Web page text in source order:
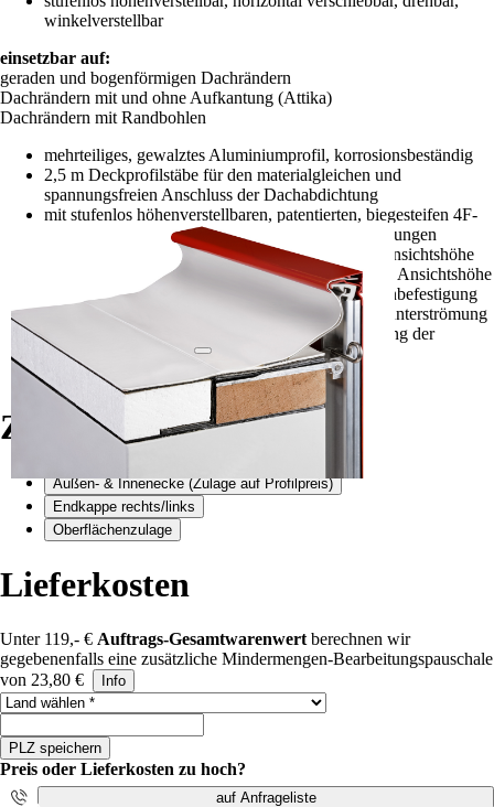
winkelverstellbar
einsetzbar auf:
geraden und bogenförmigen Dachrändern
Dachrändern mit und ohne Aufkantung (Attika)
Dachrändern mit Randbohlen
mehrteiliges, gewalztes Aluminiumprofil, korrosionsbeständig
2,5 m Deckprofilstäbe für den materialgleichen und
spannungsfreien Anschluss der Dachabdichtung
mit stufenlos höhenverstellbaren, patentierten, biegesteifen 4F-
Halterungen/Stoßverbindern mit integrierten Dichtungen
5,0 m gewalzte Profilstäbe von 250 bis 625 mm Ansichtshöhe
2,5 m gekantete Profilstäbe von 650 bis 1.050 mm Ansichtshöhe
mit 5,0 / 2,5 m Anschlussbrückenstäben zur Linienbefestigung
sowie zur Sicherung der Abdichtung gegen Windunterströmung
entlang des Dachrandes und s-förmiger Ausformung der
Anschlussbahn
einfach und schnell montierbar
Zubehör
Außen- & Innenecke (Zulage auf Profilpreis)
Endkappe rechts/links
Oberflächenzulage
Lieferkosten
Unter 119,- € Auftrags-Gesamtwarenwert berechnen wir
gegebenenfalls eine zusätzliche Mindermengen-Bearbeitungspauschale
von 23,80 €
Info
Land auswählen
PLZ speichern
Preis oder Lieferkosten zu hoch?
auf Anfrageliste